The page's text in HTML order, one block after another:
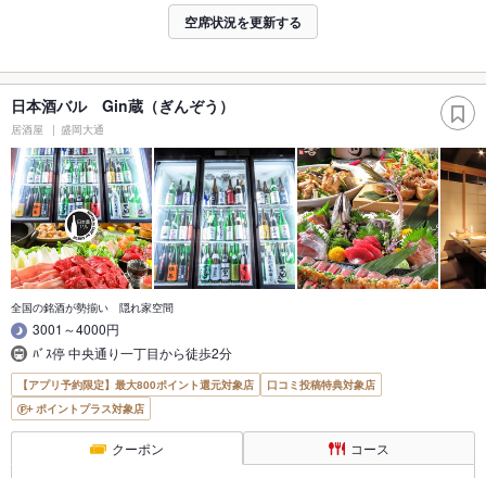
空席状況を更新する
日本酒バル Gin蔵（ぎんぞう）
居酒屋 盛岡大通
全国の銘酒が勢揃い 隠れ家空間
3001～4000円
ﾊﾞｽ停 中央通り一丁目から徒歩2分
【アプリ予約限定】最大800ポイント還元対象店
口コミ投稿特典対象店
ポイントプラス対象店
クーポン コース